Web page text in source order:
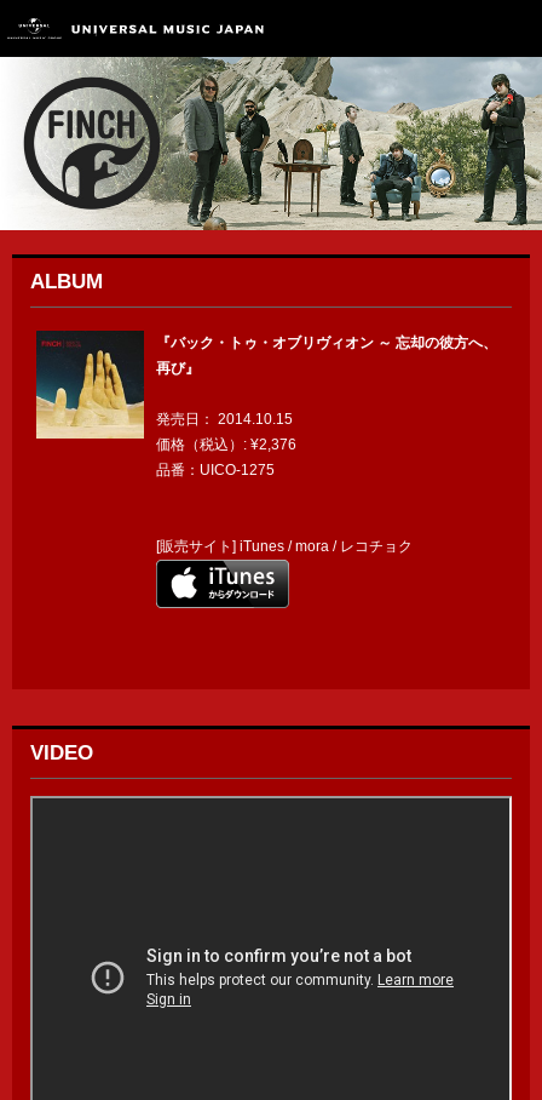
ALBUM
『バック・トゥ・オブリヴィオン ～ 忘却の彼方へ、
再び』
発売日： 2014.10.15
価格（税込）: ¥2,376
品番： UICO-1275
[販売サイト] iTunes /mora / レコチョク
VIDEO